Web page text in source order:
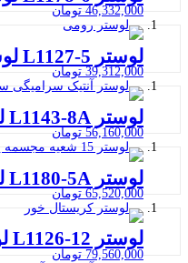
46,332,000 تومان
لوستر L1127-5 لوسترسازان
39,312,000 تومان
لوستر L1143-8A لوسترسازان
56,160,000 تومان
لوستر L1180-5A لوسترسازان
65,520,000 تومان
لوستر L1126-12 لوسترسازان
79,560,000 تومان